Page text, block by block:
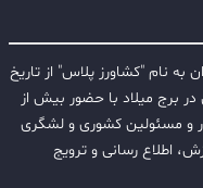
به نام "کشاورز پلاس" از تاریخ
روز مهندس در برج میلاد با حضور بیش از
و مسئولین کشوری و لشگری
اطلاع رسانی و ترویج